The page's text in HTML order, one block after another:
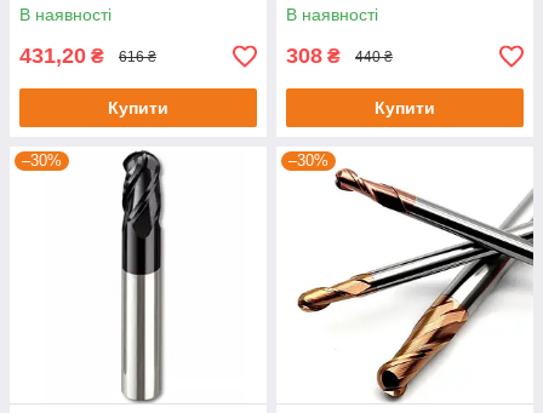
В наявності
431,20 ₴ 616 ₴
Купити
В наявності
308 ₴ 440 ₴
Купити
–30% –30%